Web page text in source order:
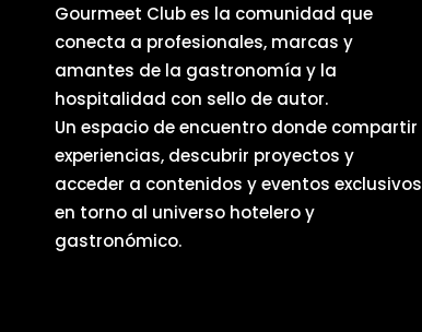
Gourmeet Club es la comunidad que
conecta a profesionales, marcas y
amantes de la gastronomía y la
hospitalidad con sello de autor.
Un espacio de encuentro donde compartir
experiencias, descubrir proyectos y
acceder a contenidos y eventos exclusivos
en torno al universo hotelero y
gastronómico.